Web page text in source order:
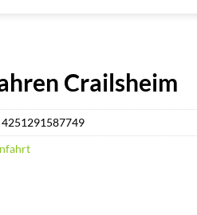
Crailsheim
4251291587749